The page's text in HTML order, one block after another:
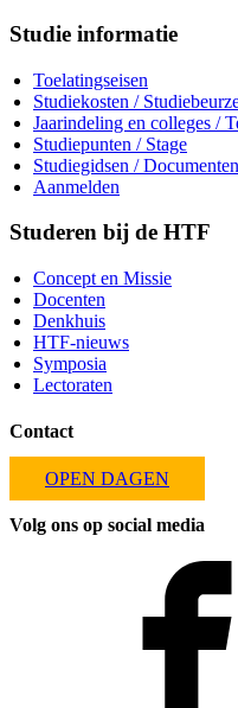
Studie informatie
Toelatingseisen
Studiekosten /
Jaarindeling en colleges /
Studiepunten / Stage
Studiegidsen / Documenten
Aanmelden
Studeren bij de HTF
Concept en Missie
Docenten
Denkhuis
HTF-nieuws
Symposia
Lectoraten
Contact
OPEN DAGEN
Volg ons op social media